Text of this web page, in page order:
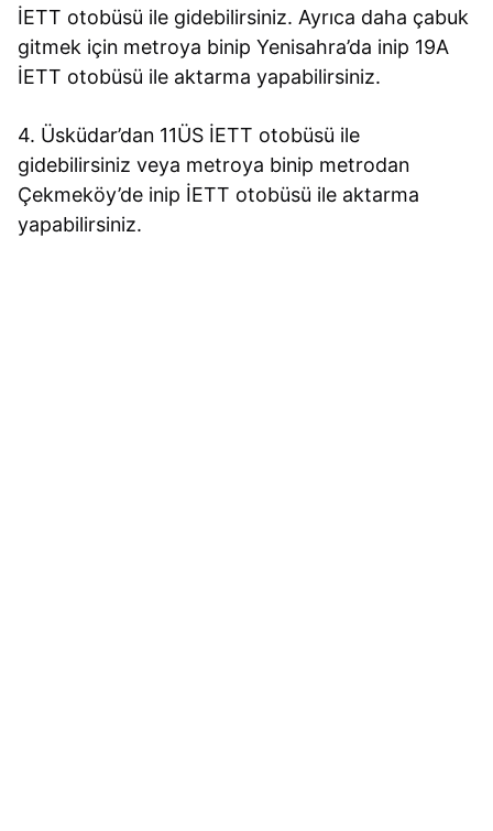
İETT otobüsü ile gidebilirsiniz. Ayrıca daha çabuk
gitmek için metroya binip Yenisahra’da inip 19A
İETT otobüsü ile aktarma yapabilirsiniz.
4. Üsküdar’dan 11ÜS İETT otobüsü ile
gidebilirsiniz veya metroya binip metrodan
Çekmeköy’de inip İETT otobüsü ile aktarma
yapabilirsiniz.